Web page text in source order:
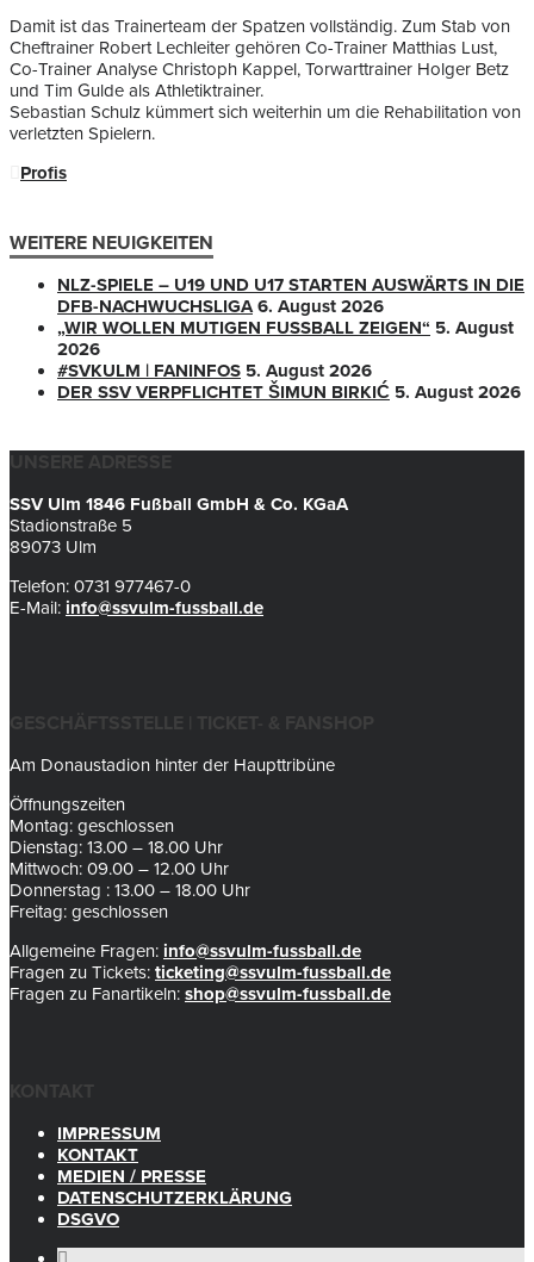
Damit ist das Trainerteam der Spatzen vollständig. Zum Stab von
Cheftrainer Robert Lechleiter gehören Co-Trainer Matthias Lust,
Co-Trainer Analyse Christoph Kappel, Torwarttrainer Holger Betz
und Tim Gulde als Athletiktrainer.
Sebastian Schulz kümmert sich weiterhin um die Rehabilitation von
verletzten Spielern.
Profis
WEITERE NEUIGKEITEN
NLZ-SPIELE – U19 UND U17 STARTEN AUSWÄRTS IN DIE
DFB-NACHWUCHSLIGA 6. August 2026
„WIR WOLLEN MUTIGEN FUSSBALL ZEIGEN“
5. August
2026
#SVKULM | FANINFOS 5. August 2026
DER SSV VERPFLICHTET ŠIMUN BIRKIĆ 5. August 2026
UNSERE ADRESSE
SSV Ulm 1846 Fußball GmbH & Co. KGaA
Stadionstraße 5
89073 Ulm
Telefon: 0731 977467-0
E-Mail: info@ssvulm-fussball.de
GESCHÄFTSSTELLE | TICKET- & FANSHOP
Am Donaustadion hinter der Haupttribüne
Öffnungszeiten
Montag: geschlossen
Dienstag: 13.00 – 18.00 Uhr
Mittwoch: 09.00 – 12.00 Uhr
Donnerstag : 13.00 – 18.00 Uhr
Freitag: geschlossen
Allgemeine Fragen: info@ssvulm-fussball.de
Fragen zu Tickets: ticketing@ssvulm-fussball.de
Fragen zu Fanartikeln: shop@ssvulm-fussball.de
KONTAKT
IMPRESSUM
KONTAKT
MEDIEN / PRESSE
DATENSCHUTZERKLÄRUNG
DSGVO